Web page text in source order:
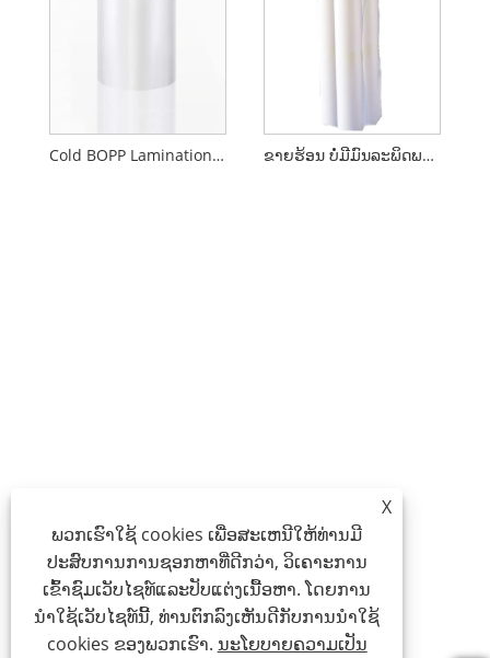
Cold BOPP Lamination Film Gloss ຫຼື Matte ຂາຍຮ້ອນ ບໍ່ມີມົນລະພິດພາດສະຕິກຂອງຜະລິດຕະພັນສໍາເລັດຮູບ Environmentally Peel Film
X
ພວກເຮົາໃຊ້ cookies ເພື່ອສະເຫນີໃຫ້ທ່ານມີ
ປະສົບການການຊອກຫາທີ່ດີກວ່າ, ວິເຄາະການ
ເຂົ້າຊົມເວັບໄຊທ໌ແລະປັບແຕ່ງເນື້ອຫາ. ໂດຍການ
ນໍາໃຊ້ເວັບໄຊທ໌ນີ້, ທ່ານຕົກລົງເຫັນດີກັບການນໍາໃຊ້
cookies ຂອງພວກເຮົາ. ນະໂຍບາຍຄວາມເປັນ